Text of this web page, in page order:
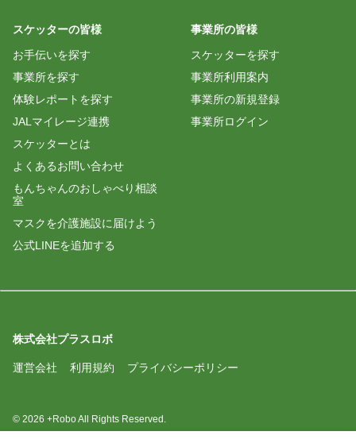
スケッターの皆様
お手伝いを探す
事業所を探す
体験レポートを探す
JALマイレージ連携
スケッターとは
よくあるお問い合わせ
もんちゃんのおしゃべり相談
室
マスクを介護施設に届けよう
公式LINEを追加する
事業所の皆様
スケッターを探す
事業所利用案内
事業所の新規登録
事業所ログイン
株式会社プラスロボ
運営会社 利用規約 プライバシーポリシー
© 2026 +Robo All Rights Reserved.